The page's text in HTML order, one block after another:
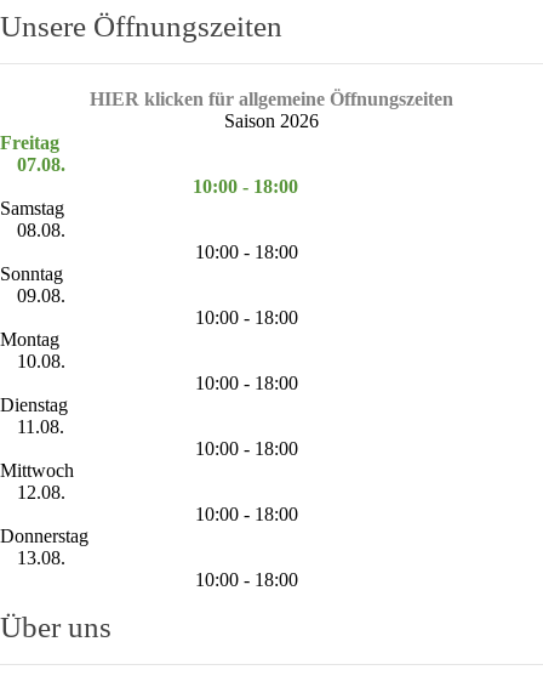
Unsere Öffnungszeiten
HIER klicken für allgemeine Öffnungszeiten
Saison 2026
Freitag
07.08.
10:00 - 18:00
Samstag
08.08.
10:00 - 18:00
Sonntag
09.08.
10:00 - 18:00
Montag
10.08.
10:00 - 18:00
Dienstag
11.08.
10:00 - 18:00
Mittwoch
12.08.
10:00 - 18:00
Donnerstag
13.08.
10:00 - 18:00
Über uns